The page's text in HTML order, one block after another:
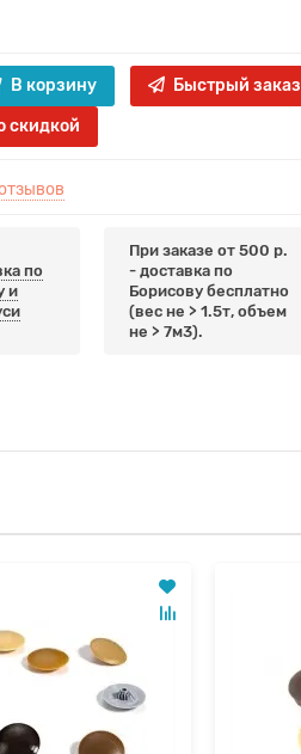
В корзину
Быстрый заказ
скидкой
по
и
При заказе от 500 р.
- доставка по
Борисову бесплатно
(вес не > 1.5т, объем
не > 7м3).